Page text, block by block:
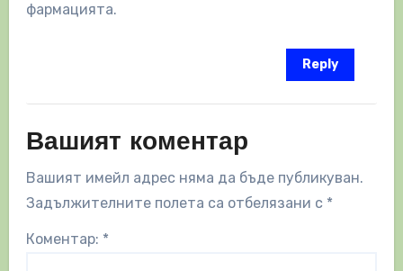
фармацията.
Reply
Вашият коментар
Вашият имейл адрес няма да бъде публикуван.
Задължителните полета са отбелязани с *
Коментар: *